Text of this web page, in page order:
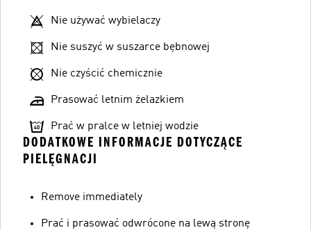
Nie używać wybielaczy
Nie suszyć w suszarce bębnowej
Nie czyścić chemicznie
Prasować letnim żelazkiem
Prać w pralce w letniej wodzie
DODATKOWE INFORMACJE DOTYCZĄCE
PIELĘGNACJI
Remove immediately
Prać i prasować odwrócone na lewą stronę